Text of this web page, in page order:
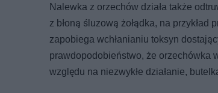
Nalewka z orzechów działa także
z błoną śluzową żołądka, na
zapobiega wchłanianiu toksyn
prawdopodobieństwo, że orzechówka
względu na niezwykłe działanie,